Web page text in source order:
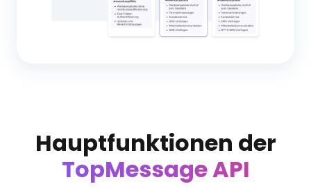
Hauptfunktionen der
TopMessage API